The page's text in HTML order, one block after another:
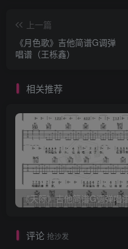
上一篇
《月色歌》吉他简谱G调弹
唱谱（王栎鑫）
相关推荐
评论 抢沙发